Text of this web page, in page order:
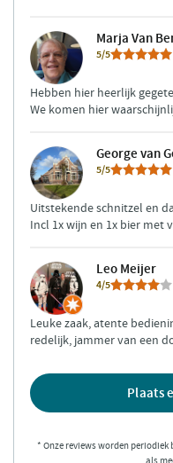
Marja Van
5/5
Hebben hier heerlijk
We komen hier
George van
5/5
Uitstekende schnitzel en
Incl 1x wijn en 1x bier met
Leo Meijer
4/5
Leuke zaak, atente
redelijk, jammer van een
Plaats
* Onze reviews worden